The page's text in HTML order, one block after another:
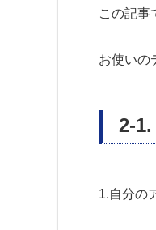
この記事
お使いの
2-
1.自分の